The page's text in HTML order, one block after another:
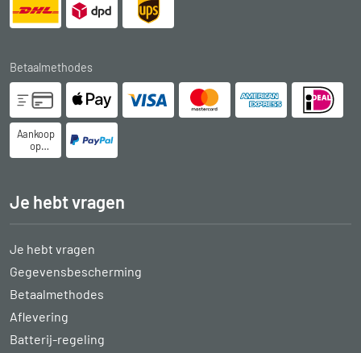
Betaalmethodes
Aankoop
op
rekening
Je hebt vragen
Je hebt vragen
Gegevensbescherming
Betaalmethodes
Aflevering
Batterij-regeling